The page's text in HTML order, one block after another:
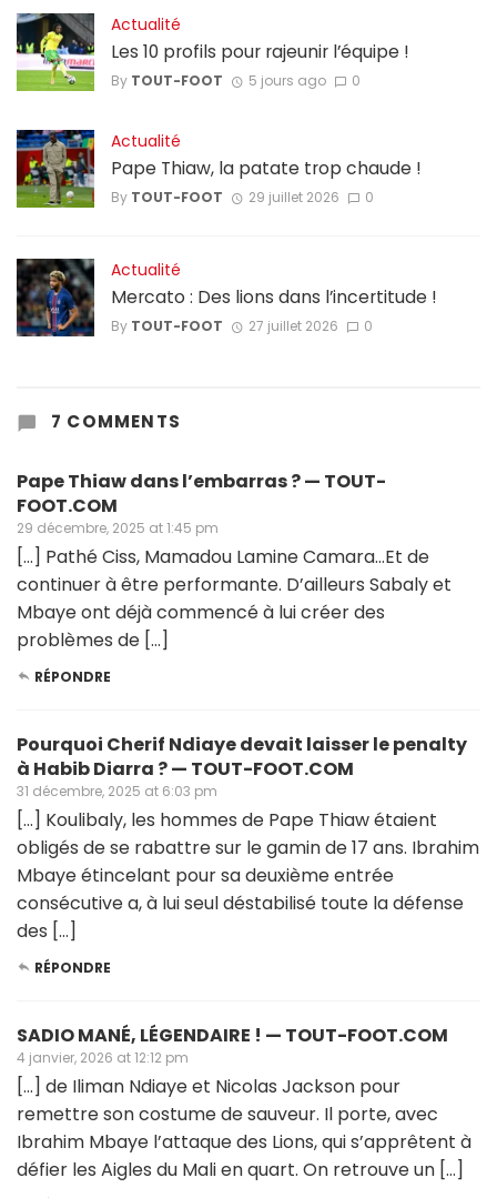
Actualité
Les 10 profils pour rajeunir l’équipe !
By TOUT-FOOT 5 jours ago 0
Actualité
Pape Thiaw, la patate trop chaude !
By TOUT-FOOT 29 juillet 2026 0
Actualité
Mercato : Des lions dans l’incertitude !
By TOUT-FOOT 27 juillet 2026 0
7 COMMENTS
Pape Thiaw dans l’embarras ? — TOUT-
FOOT.COM
29 décembre, 2025 at 1:45 pm
[…] Pathé Ciss, Mamadou Lamine Camara…Et de
continuer à être performante. D’ailleurs Sabaly et
Mbaye ont déjà commencé à lui créer des
problèmes de […]
RÉPONDRE
Pourquoi Cherif Ndiaye devait laisser le penalty
à Habib Diarra ? — TOUT-FOOT.COM
31 décembre, 2025 at 6:03 pm
[…] Koulibaly, les hommes de Pape Thiaw étaient
obligés de se rabattre sur le gamin de 17 ans. Ibrahim
Mbaye étincelant pour sa deuxième entrée
consécutive a, à lui seul déstabilisé toute la défense
des […]
RÉPONDRE
SADIO MANÉ, LÉGENDAIRE ! — TOUT-FOOT.COM
4 janvier, 2026 at 12:12 pm
[…] de Iliman Ndiaye et Nicolas Jackson pour
remettre son costume de sauveur. Il porte, avec
Ibrahim Mbaye l’attaque des Lions, qui s’apprêtent à
défier les Aigles du Mali en quart. On retrouve un […]